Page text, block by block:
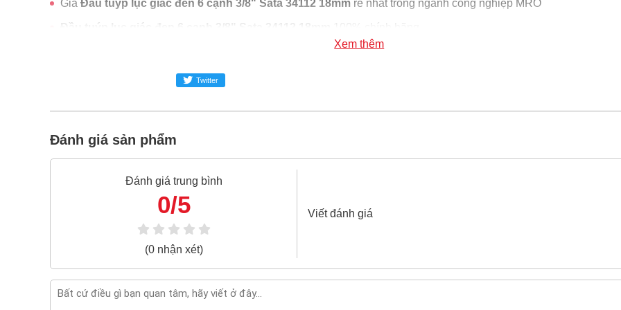
Giá Đầu tuýp lục giác đen 6 cạnh 3/8" Sata 34112 18mm rẻ nhất trong ngành công nghiệp MRO
Bao 1 đổi 1 trong 24 giờ
Xem thêm
Twitter
Đánh giá sản phẩm
Đánh giá trung bình
0/5
(0 nhận xét)
Viết đánh giá